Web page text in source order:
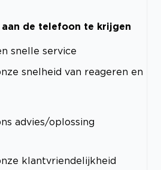
de telefoon te krijgen
snelle service
snelheid van reageren en
advies/oplossing
klantvriendelijkheid